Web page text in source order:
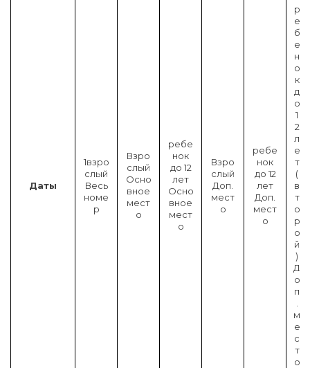
Даты
1взро
слый
Весь
номе
р
Взро
слый
Осно
вное
мест
о
ребе
нок
до 12
лет
Осно
вное
мест
о
Взро
слый
Доп.
мест
о
ребе
нок
до 12
лет
Доп.
мест
о
р
е
б
е
н
о
к
д
о
1
2
л
е
т
(
в
т
о
р
о
й
)
Д
о
п
м
е
с
т
о